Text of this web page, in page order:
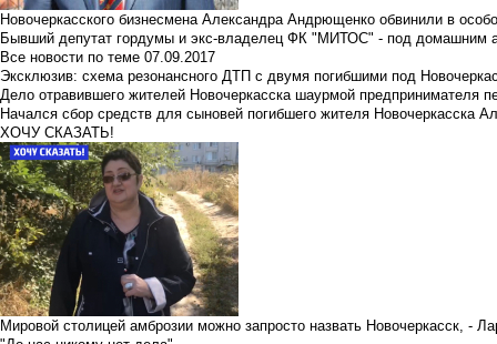
Новочеркасского бизнесмена Александра Андрющенко обвинили в
Бывший депутат гордумы и экс-владелец ФК "МИТОС" - под домашним
Все новости по теме 07.09.2017
Эксклюзив: схема резонансного ДТП с двумя погибшими под
Дело отравившего жителей Новочеркасска шаурмой предпринимателя
Начался сбор средств для сыновей погибшего жителя Новочеркасска
ХОЧУ СКАЗАТЬ!
Мировой столицей амброзии можно запросто назвать Новочеркасск, -